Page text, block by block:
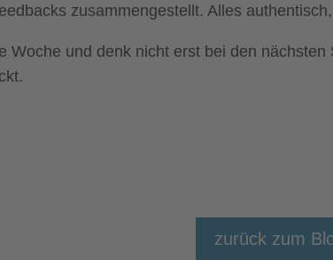
zusammengestellt. Alles
Woche und denk nicht erst bei den
zurück zum